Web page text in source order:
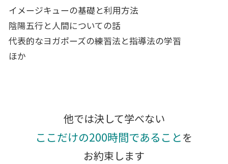
イメージキューの基礎と利用方法
陰陽五行と人間についての話
代表的なヨガポーズの練習法と指導法の学習
ほか
他では決して学べない
ここだけの200時間であることを
お約束します